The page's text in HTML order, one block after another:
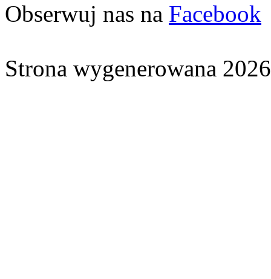
Obserwuj nas na Facebook
Strona wygenerowana